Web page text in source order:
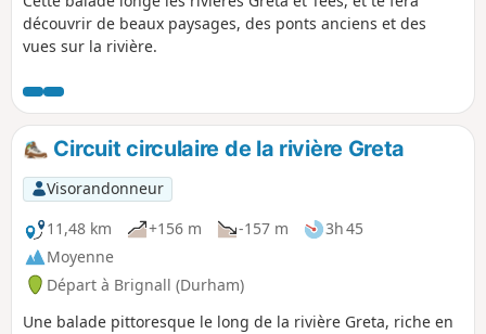
découvrir de beaux paysages, des ponts anciens et des
vues sur la rivière.
Circuit circulaire de la rivière Greta
Visorandonneur
11,48 km
+156 m -157 m
3h 45
Moyenne
Départ à Brignall (Durham)
Une balade pittoresque le long de la rivière Greta, riche en